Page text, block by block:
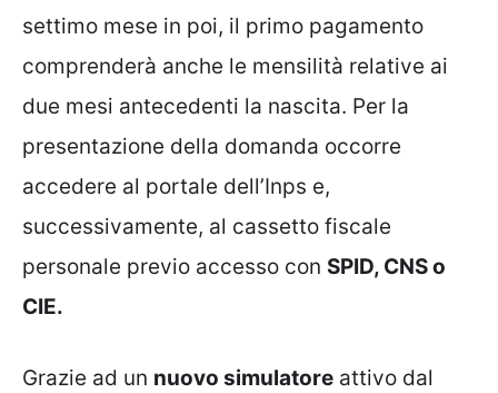
settimo mese in poi, il primo pagamento
comprenderà anche le mensilità relative ai
due mesi antecedenti la nascita. Per la
presentazione della domanda occorre
accedere al portale dell’Inps e,
successivamente, al cassetto fiscale
personale previo accesso con SPID, CNS o
CIE.
Grazie ad un nuovo simulatore attivo dal